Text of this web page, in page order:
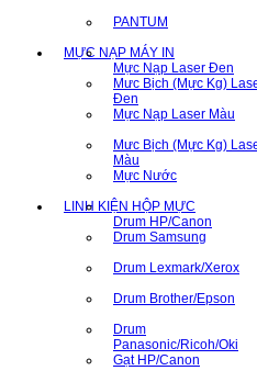
PANTUM
MỰC NẠP MÁY IN
Mực Nạp Laser Đen
Mưc Bịch (Mực Kg)
Đen
Mực Nạp Laser Màu
Mưc Bịch (Mực Kg)
Màu
Mực Nước
LINH KIỆN HỘP MỰC
Drum HP/Canon
Drum Samsung
Drum Lexmark/Xerox
Drum Brother/Epson
Drum
Panasonic/Ricoh/Oki
Gạt HP/Canon